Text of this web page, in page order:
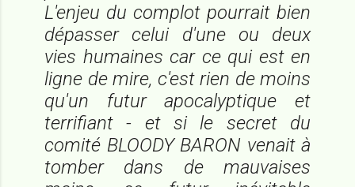
L'enjeu du complot pourrait bien
dépasser celui d'une ou deux
vies humaines car ce qui est en
ligne de mire, c'est rien de moins
qu'un futur apocalyptique et
terrifiant - et si le secret du
comité BLOODY BARON venait à
tomber dans de mauvaises